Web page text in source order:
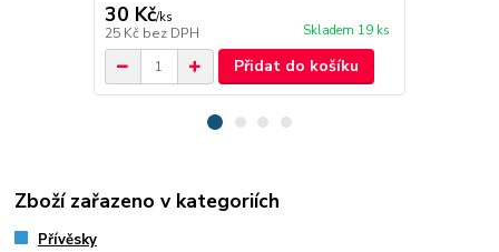
30 Kč/ks
25 Kč bez DPH Skladem 19 ks
Přidat do košíku
Zboží zařazeno v kategoriích
Přívěsky